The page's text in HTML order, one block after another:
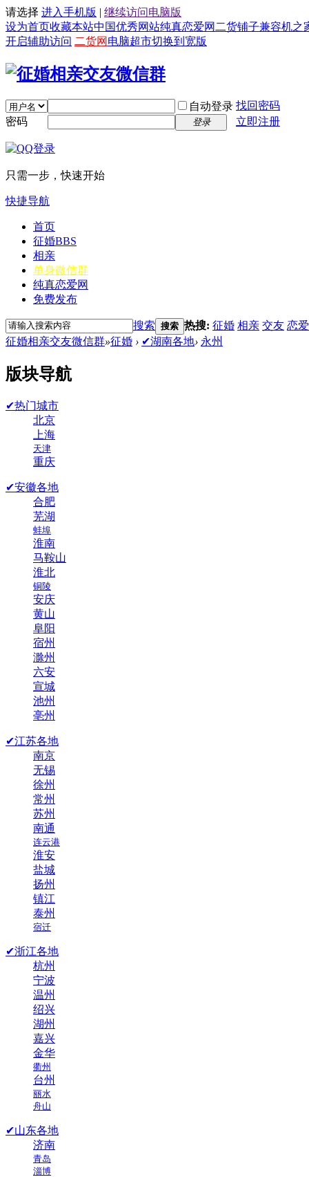
请选择 进入手机版 | 继续访问电脑版
设为首页收藏本站中国优秀网站纯真恋爱网 二货铺子兼容机之
开启辅助访问 二货网 电脑超市切换到宽版
自动登录 找回密码
密码
登录 立即注册
只需一步，快速开始
快捷导航
首页
征婚BBS
相亲
单身微信群
纯真恋爱网
免费发布
搜索 搜索 热搜: 征婚 相亲 交友 恋爱
征婚相亲交友微信群»征婚 › ✔湖南各地› 永州
版块导航
✔热门城市
北京
上海
天津
重庆
✔安徽各地
合肥
芜湖
蚌埠
淮南
马鞍山
淮北
铜陵
安庆
黄山
阜阳
宿州
滁州
六安
宣城
池州
亳州
✔江苏各地
南京
无锡
徐州
常州
苏州
南通
连云港
淮安
盐城
扬州
镇江
泰州
宿迁
✔浙江各地
杭州
宁波
温州
绍兴
湖州
嘉兴
金华
衢州
台州
丽水
舟山
✔山东各地
济南
青岛
淄博